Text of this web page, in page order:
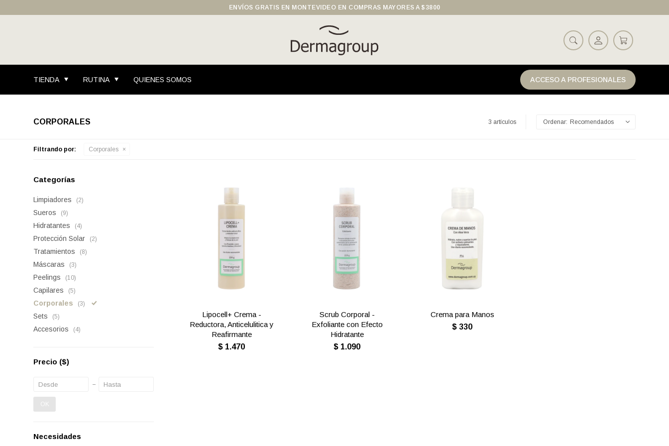
TIENDA RUTINA QUIENES SOMOS ACCESO A PROFESIONALES
ENVÍOS GRATIS EN MONTEVIDEO EN COMPRAS MAYORES A $3800
CORPORALES 3 artículos Recomendados
Filtrando por: Corporales
Lipocell+ Crema -
Reductora, Anticelulitica y
Reafirmante
$ 1.470
Scrub Corporal -
Exfoliante con Efecto
Hidratante
$ 1.090
Crema para Manos
$ 330
Categorías
Limpiadores (2)
Sueros (9)
Hidratantes (4)
Protección Solar (2)
Tratamientos (8)
Máscaras (3)
Peelings (10)
Capilares (5)
Corporales (3)
Sets (5)
Accesorios (4)
Precio ($)
OK
Necesidades